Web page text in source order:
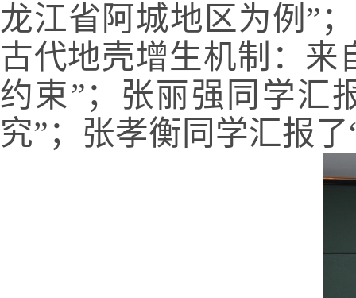
龙江省阿城地区为例”
古代地壳增生机制：来
约束”；张丽强同学汇
究”；张孝衡同学汇报